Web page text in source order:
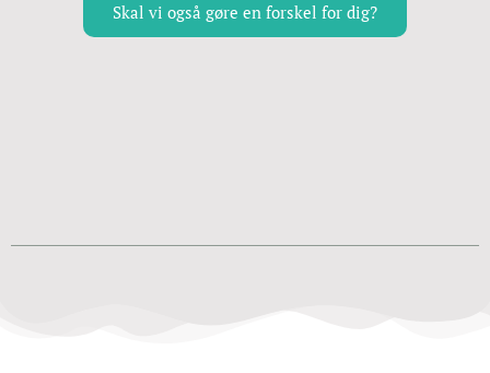
Skal vi også gøre en forskel for dig?